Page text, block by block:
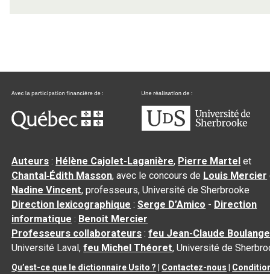
Auteurs : Hélène Cajolet-Laganière, Pierre Martel et
Chantal‑Édith Masson, avec le concours de Louis Mercier
Nadine Vincent, professeurs, Université de Sherbrooke
Direction lexicographique :Serge D’Amico - Direction
informatique : Benoit Mercier
Professeurs collaborateurs :feu Jean-Claude
Université Laval,feu Michel Théoret, Université de
Qu’est-ce que le dictionnaire Usito ? Contactez-nous